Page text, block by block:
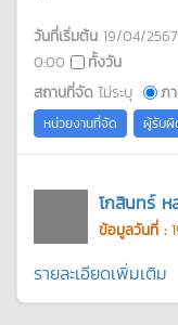
วันที่เริ่มต้น 19/04/2567
0:00
ทั้งวัน
สถานที่จัด ไม่ระบุ ภ
หน่วยงานที่จัด ผู้รับ
โกสินทร์ ห
ข้อมูลวันที่ :
รายละเอียดเพิ่มเติม